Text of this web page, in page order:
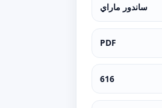
ساندور ماراي
PDF
616